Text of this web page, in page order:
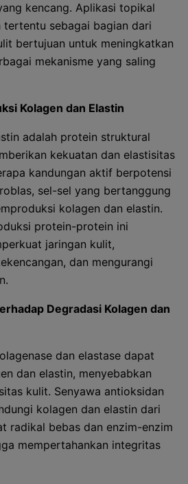
kencang. Aplikasi topikal
tertentu sebagai bagian dari
bertujuan untuk meningkatkan
mekanisme yang saling
Kolagen dan Elastin
adalah protein struktural
kekuatan dan elastisitas
kandungan aktif berpotensi
sel-sel yang bertanggung
kolagen dan elastin.
protein-protein ini
jaringan kulit,
dan mengurangi
Degradasi Kolagen dan
dan elastase dapat
dan elastin, menyebabkan
kulit. Senyawa antioksidan
kolagen dan elastin dari
radikal bebas dan enzim-enzim
mempertahankan integritas